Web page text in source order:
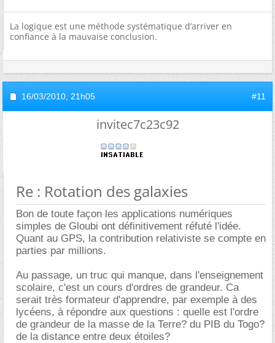
La logique est une méthode systématique d’arriver en
confiance à la mauvaise conclusion.
16/03/2010, 21h05 #11
invitec7c23c92
Re : Rotation des galaxies
Bon de toute façon les applications numériques
simples de Gloubi ont définitivement réfuté l'idée.
Quant au GPS, la contribution relativiste se compte en
parties par millions.
Au passage, un truc qui manque, dans l'enseignement
scolaire, c'est un cours d'ordres de grandeur. Ca
serait très formateur d'apprendre, par exemple à des
lycéens, à répondre aux questions : quelle est l'ordre
de grandeur de la masse de la Terre? du PIB du Togo?
de la distance entre deux étoiles?